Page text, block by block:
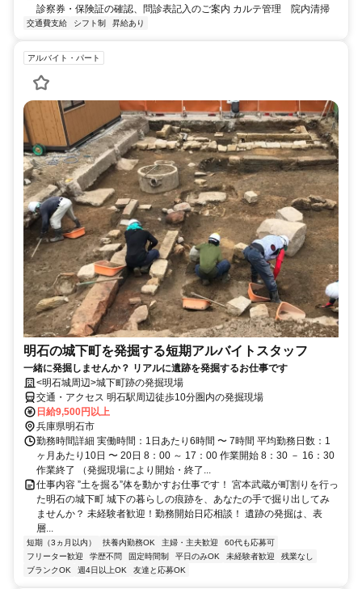
診察券・保険証の確認、問診表記入のご案内 カルテ管理 院内清掃
交通費支給 シフト制 昇給あり
アルバイト・パート
明石の城下町を発掘する短期アルバイトスタッフ
一緒に発掘しませんか？ リアルに遺跡を発掘するお仕事です
<明石城周辺>城下町跡の発掘現場
交通・アクセス 明石駅周辺徒歩10分圏内の発掘現場
日給9,500円以上
兵庫県明石市
勤務時間詳細 実働時間：1日あたり6時間 〜 7時間 平均勤務日数：1
ヶ月あたり10日 〜 20日 8：00 ～ 17：00 作業開始 8：30 － 16：30
作業終了 （発掘現場により開始・終了...
仕事内容 ”土を掘る”体を動かすお仕事です！ 宮本武蔵が町割りを行っ
た明石の城下町 城下の暮らしの痕跡を、あなたの手で掘り出してみ
ませんか？ 未経験者歓迎！勤務開始日応相談！ 遺跡の発掘は、表
層...
短期（3ヵ月以内） 扶養内勤務OK 主婦・主夫歓迎
60代も応募可
フリーター歓迎
学歴不問 固定時間制 平日のみOK 未経験者歓迎
残業なし
ブランクOK
週4日以上OK 友達と応募OK